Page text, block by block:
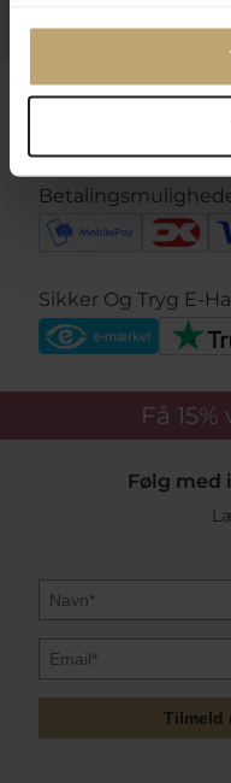
Sikker Og Tryg E-
Få 15%
Følg med
Tilmeld